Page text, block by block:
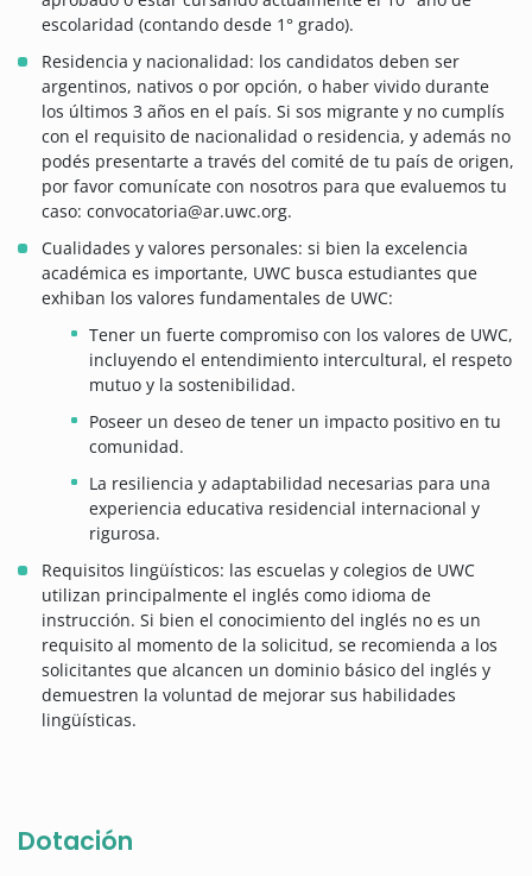
escolaridad (contando desde 1° grado).
Residencia y nacionalidad: los candidatos deben ser
argentinos, nativos o por opción, o haber vivido durante
los últimos 3 años en el país. Si sos migrante y no cumplís
con el requisito de nacionalidad o residencia, y además no
podés presentarte a través del comité de tu país de origen,
por favor comunícate con nosotros para que evaluemos tu
caso: convocatoria@ar.uwc.org.
Cualidades y valores personales: si bien la excelencia
académica es importante, UWC busca estudiantes que
exhiban los valores fundamentales de UWC:
Tener un fuerte compromiso con los valores de UWC,
incluyendo el entendimiento intercultural, el respeto
mutuo y la sostenibilidad.
Poseer un deseo de tener un impacto positivo en tu
comunidad.
La resiliencia y adaptabilidad necesarias para una
experiencia educativa residencial internacional y
rigurosa.
Requisitos lingüísticos: las escuelas y colegios de UWC
utilizan principalmente el inglés como idioma de
instrucción. Si bien el conocimiento del inglés no es un
requisito al momento de la solicitud, se recomienda a los
solicitantes que alcancen un dominio básico del inglés y
demuestren la voluntad de mejorar sus habilidades
lingüísticas.
Dotación